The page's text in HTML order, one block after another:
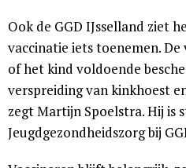
Ook de GGD IJsselland ziet
vaccinatie iets toenemen.
of het kind voldoende
verspreiding van kinkhoest
zegt Martijn Spoelstra. Hij is
Jeugdgezondheidszorg bij